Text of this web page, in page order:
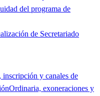
del programa de
de Secretariado
inscripción y canales de
Ordinaria, exoneraciones y